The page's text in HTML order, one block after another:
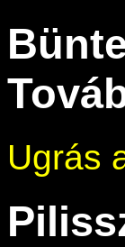
Ugrás